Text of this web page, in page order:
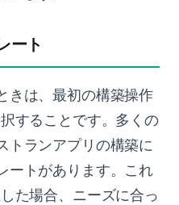
ート
きは、最初の構築操作
することです。多くの
トランアプリの構築に
ートがあります。これ
た場合、ニーズに合っ